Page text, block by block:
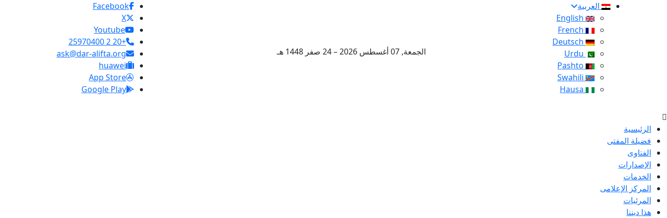
العربية
الجمعة, 07 أغسطس 2026 – 24 صفر 1448 هـ
Facebook
X
Youtube
+20 2 25970400
ask@dar-alifta.org
huawei
App Store
Google Play
الرئيسية
فضيلة المفتى
الفتاوى
الإصدارات
الخدمات
المركز الإعلامى
المرئيات
هذا ديننا